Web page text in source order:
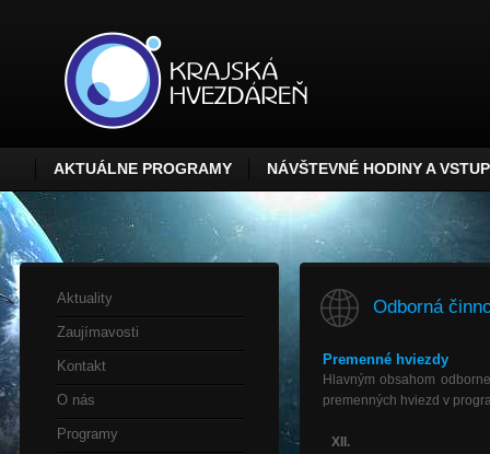
AKTUÁLNE PROGRAMY NÁVŠTEVNÉ HODINY A
Aktuality
Zaujímavosti
Kontakt
O nás
Programy
Odborná
Premenné hviezdy
Hlavným obsahom
premenných hviezd v
XII.